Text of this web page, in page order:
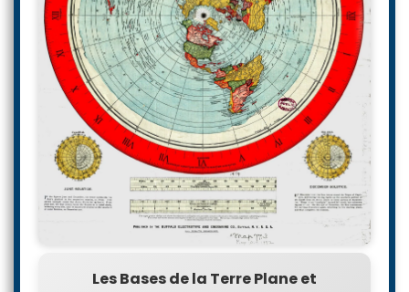
Les Bases de la Terre Plane et